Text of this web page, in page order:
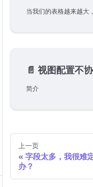
📄️ 视图配置不
简介
上一页
字段太多，我很难
办？